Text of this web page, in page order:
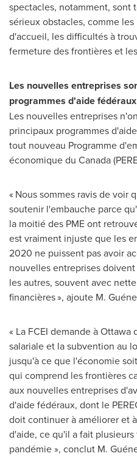
spectacles, notamment, sont
sérieux obstacles, comme
d'accueil, les difficultés à
fermeture des frontières et
Les nouvelles entreprises
programmes d'aide fédéraux
Les nouvelles entreprises
principaux programmes
tout nouveau Programme
économique du Canada
« Nous sommes ravis de voir
soutenir l'embauche parce
la moitié des PME ont
est vraiment injuste que les
2020 ne puissent pas avoir
nouvelles entreprises
les autres, souvent avec
financières », ajoute M.
« La FCEI demande àOttawa
salariale et la subvention au
jusqu'à ce que l'économie
qui comprend les frontières
aux nouvelles entreprises
d'aide fédéraux, dont le
doit continuer à améliorer et
d'aide, ce qu'il a fait
pandémie », conclut M.